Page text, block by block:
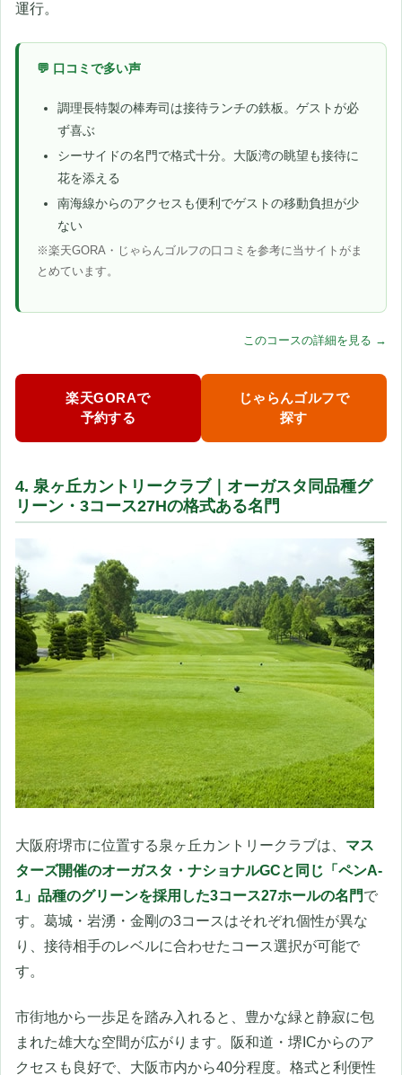
運行。
💬 口コミで多い声
調理長特製の棒寿司は接待ランチの鉄板。ゲストが必
ず喜ぶ
シーサイドの名門で格式十分。大阪湾の眺望も接待に
花を添える
南海線からのアクセスも便利でゲストの移動負担が少
ない
※楽天GORA・じゃらんゴルフの口コミを参考に当サイトがま
とめています。
このコースの詳細を見る →
楽天GORAで
予約する
じゃらんゴルフで
探す
4. 泉ヶ丘カントリークラブ｜オーガスタ同品種グ
リーン・3コース27Hの格式ある名門
大阪府堺市に位置する泉ヶ丘カントリークラブは、 マス
ターズ開催のオーガスタ・ナショナルGCと同じ「ペンA-
1」品種のグリーンを採用した3コース27ホールの名門で
す。葛城・岩湧・金剛の3コースはそれぞれ個性が異な
り、接待相手のレベルに合わせたコース選択が可能で
す。
市街地から一歩足を踏み入れると、豊かな緑と静寂に包
まれた雄大な空間が広がります。阪和道・堺ICからのア
クセスも良好で、大阪市内から40分程度。格式と利便性